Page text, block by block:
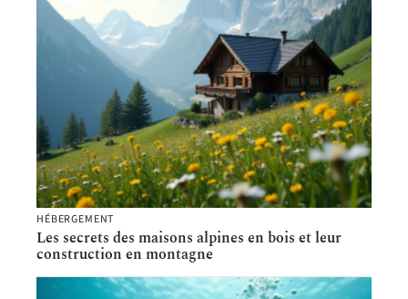
HÉBERGEMENT
Les secrets des maisons alpines en bois et leur
construction en montagne